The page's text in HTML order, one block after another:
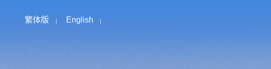
繁体版 English